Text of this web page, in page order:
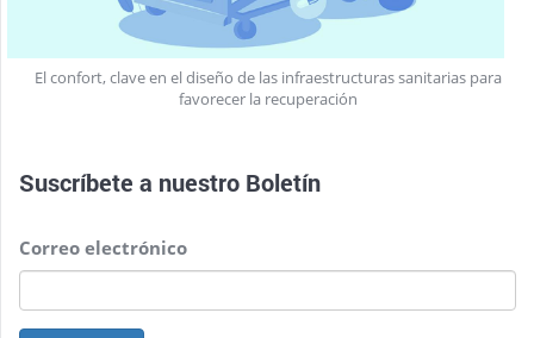
El confort, clave en el diseño de las infraestructuras sanitarias para
favorecer la recuperación
Suscríbete a nuestro Boletín
Correo electrónico